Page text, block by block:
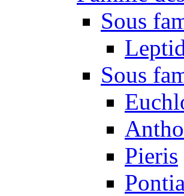
Sous
Sous
Pieris
Pontia